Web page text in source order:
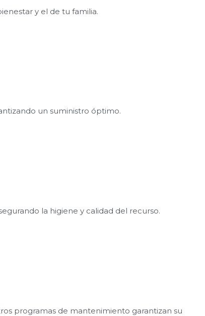
y el de tu familia.
un suministro óptimo.
la higiene y calidad del recurso.
programas de mantenimiento garantizan su